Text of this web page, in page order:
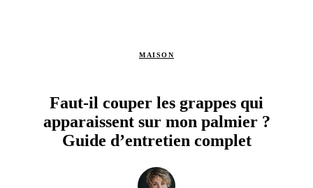
MAISON
Faut-il couper les grappes qui
apparaissent sur mon palmier ?
Guide d’entretien complet